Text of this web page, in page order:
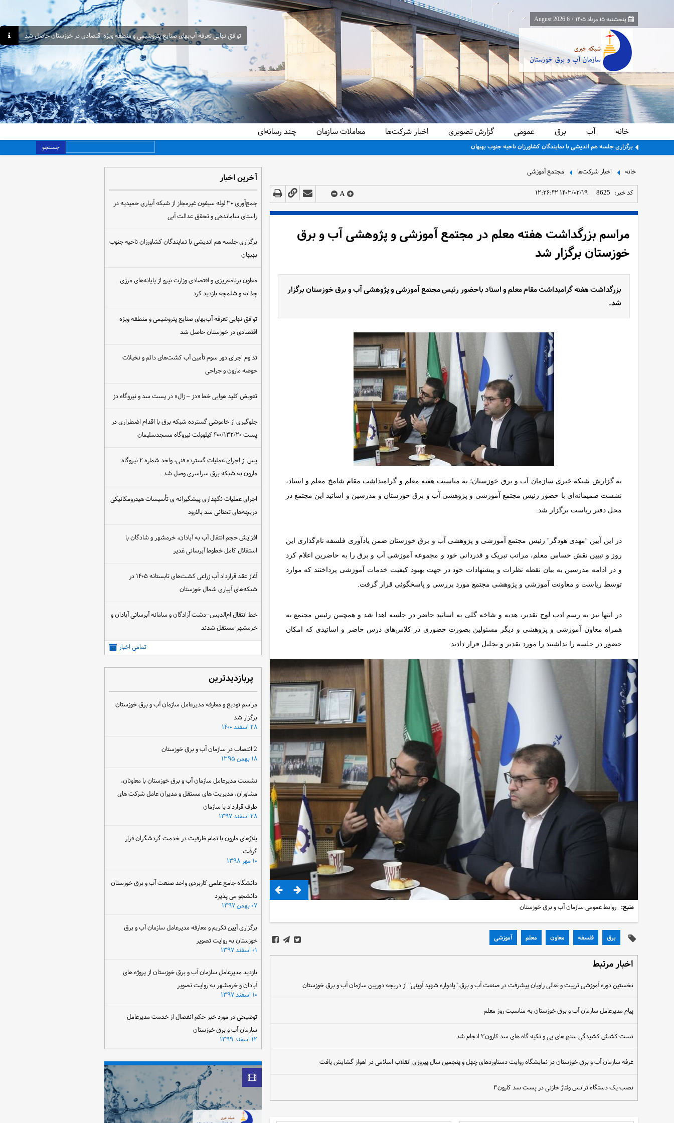
پنجشنبه ۱۵ مرداد ۱۴۰۵ /
6 August 2026
توافق نهایی تعرفه آب‌بهای صنایع پتروشیمی و منطقه ویژه اقتصادی در خوزستان حاصل شد
خانه آب برق عمومی گزارش تصویری اخبار شرکت‌ها معاملات سازمان چند رسانه‌ای
برگزاری جلسه هم اندیشی با نمایندگان کشاورزان ناحیه جنوب بهبهان جستجو
خانه اخبار شرکت‌ها مجتمع آموزشی
کد خبر: 8625 ۱۴۰۳/۰۲/۱۹ ۱۲:۲۶:۴۲ A
مراسم بزرگداشت هفته معلم در مجتمع آموزشی و پژوهشی آب و برق
خوزستان برگزار شد
بزرگداشت هفته گرامیداشت مقام معلم و استاد باحضور رئیس مجتمع آموزشی و پژوهشی آب و برق خوزستان برگزار
شد.
به گزارش شبکه خبری سازمان آب و برق خوزستان؛ به مناسبت هفته معلم و گرامیداشت مقام شامخ معلم و استاد،
نشست صمیمانه‌ای با حضور رئیس مجتمع آموزشی و پژوهشی آب و برق خوزستان و مدرسین و اساتید این مجتمع در
محل دفتر ریاست برگزار شد.
در این آیین “مهدی هودگر” رئیس مجتمع آموزشی و پژوهشی آب و برق خوزستان ضمن یادآوری فلسفه نام‌گذاری این
روز و تبیین نقش حساس معلم، مراتب تبریک و قدردانی خود و مجموعه آموزشی آب و برق را به حاضرین اعلام کرد
و در ادامه مدرسین به بیان نقطه نظرات و پیشنهادات خود در جهت بهبود کیفیت خدمات آموزشی پرداختند که موارد
توسط ریاست و معاونت آموزشی و پژوهشی مجتمع مورد بررسی و پاسخگوئی قرار گرفت.
در انتها نیز به رسم ادب لوح تقدیر، هدیه و شاخه گلی به اساتید حاضر در جلسه اهدا شد و همچنین رئیس مجتمع به
همراه معاون آموزشی و پژوهشی و دیگر مسئولین بصورت حضوری در کلاس‌های درس حاضر و اساتیدی که امکان
حضور در جلسه را نداشتند را مورد تقدیر و تجلیل قرار دادند.
منبع: روابط عمومی سازمان آب و برق خوزستان
برق فلسفه معاون معلم آموزشی
اخبار مرتبط
نخستین دوره آموزشی تربیت و تعالی راویان پیشرفت در صنعت آب و برق "یادواره شهید آوینی" از دریچه دوربین سازمان آب و برق خوزستان
پیام مدیرعامل سازمان آب و برق خوزستان به مناسبت روز معلم
تست کشش کشیدگی سنج های پی و تکیه گاه های سد کارون۳ انجام شد
غرفه سازمان آب و برق خوزستان در نمایشگاه روایت دستاوردهای چهل و پنجمین سال پیروزی انقلاب اسلامی در اهواز گشایش یافت
نصب یک دستگاه ترانس ولتاژ خازنی در پست سد کارون۳
آخرین اخبار
جمع‌آوری ۳۰ لوله سیفون غیرمجاز از شبکه آبیاری حمیدیه در
راستای ساماندهی و تحقق عدالت آبی
برگزاری جلسه هم اندیشی با نمایندگان کشاورزان ناحیه جنوب
بهبهان
معاون برنامه‌ریزی و اقتصادی وزارت نیرو از پایانه‌های مرزی
چذابه و شلمچه بازدید کرد
توافق نهایی تعرفه آب‌بهای صنایع پتروشیمی و منطقه ویژه
اقتصادی در خوزستان حاصل شد
تداوم اجرای دور سوم تأمین آب کشت‌های دائم و نخیلات
حوضه مارون و جراحی
تعویض کلید هوایی خط «دز – زال» در پست سد و نیروگاه دز
جلوگیری از خاموشی گسترده شبکه برق با اقدام اضطراری در
پست ۴۰۰/۱۳۲/۲۰ کیلوولت نیروگاه مسجدسلیمان
پس از اجرای عملیات گسترده فنی، واحد شماره ۲ نیروگاه
مارون به شبکه برق سراسری وصل شد
اجرای عملیات نگهداری پیشگیرانه ی تأسیسات هیدرومکانیکی
دریچه‌های تحتانی سد بالارود
افزایش حجم انتقال آب به آبادان، خرمشهر و شادگان با
استقلال کامل خطوط آبرسانی غدیر
آغاز عقد قرارداد آب زراعی کشت‌های تابستانه ۱۴۰۵ در
شبکه‌های آبیاری شمال خوزستان
خط انتقال ام‌الدبس–دشت آزادگان و سامانه آبرسانی آبادان و
خرمشهر مستقل شدند
تمامی اخبار
پربازدیدترین
مراسم تودیع و معارفه مدیرعامل سازمان آب و برق خوزستان
برگزار شد
۲۸ اسفند ۱۴۰۰
2 انتصاب در سازمان آب و برق خوزستان
۱۸ بهمن ۱۳۹۵
نشست مدیرعامل سازمان آب و برق خوزستان با معاونان،
مشاوران، مدیریت های مستقل و مدیران عامل شرکت های
طرف قرارداد با سازمان
۲۸ اسفند ۱۳۹۷
پلاژهای مارون با تمام ظرفیت در خدمت گردشگران قرار
گرفت
۱۰ مهر ۱۳۹۸
دانشگاه جامع علمی کاربردی واحد صنعت آب و برق خوزستان
دانشجو می پذیرد
۰۷ بهمن ۱۳۹۷
برگزاری آیین تکریم و معارفه مدیرعامل سازمان آب و برق
خوزستان به روایت تصویر
۰۱ اسفند ۱۳۹۷
بازدید مدیرعامل سازمان آب و برق خوزستان از پروژه های
آبادان و خرمشهر به روایت تصویر
۱۰ اسفند ۱۳۹۷
توضیحی در مورد خبر حکم انفصال از خدمت مدیرعامل
سازمان آب و برق خوزستان
۱۲ اسفند ۱۳۹۹